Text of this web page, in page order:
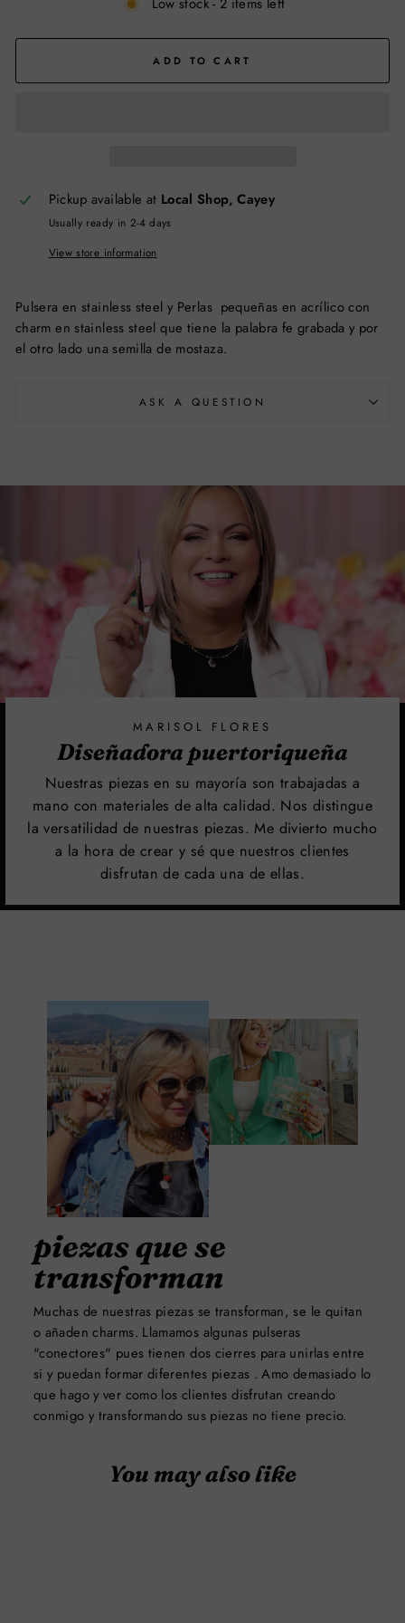
Low stock - 2 items left
ADD TO CART
Pickup available at Local Shop, Cayey
Usually ready in 2-4 days
View store information
Pulsera en stainless steel y Perlas pequeñas en acrílico con
charm en stainless steel que tiene la palabra fe grabada y por
el otro lado una semilla de mostaza.
ASK A QUESTION
MARISOL FLORES
Diseñadora puertoriqueña
Nuestras piezas en su mayoría son trabajadas a
mano con materiales de alta calidad. Nos distingue
la versatilidad de nuestras piezas. Me divierto mucho
a la hora de crear y sé que nuestros clientes
disfrutan de cada una de ellas.
piezas que se
transforman
Muchas de nuestras piezas se transforman, se le quitan
o añaden charms. Llamamos algunas pulseras
"conectores" pues tienen dos cierres para unirlas entre
si y puedan formar diferentes piezas . Amo demasiado lo
que hago y ver como los clientes disfrutan creando
conmigo y transformando sus piezas no tiene precio.
You may also like